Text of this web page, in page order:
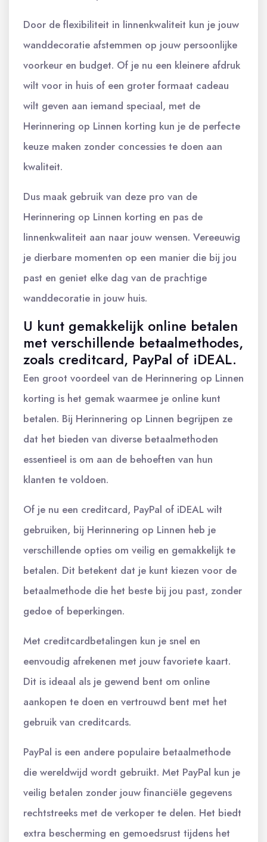
Door de flexibiliteit in linnenkwaliteit kun je jouw
wanddecoratie afstemmen op jouw persoonlijke
voorkeur en budget. Of je nu een kleinere afdruk
wilt voor in huis of een groter formaat cadeau
wilt geven aan iemand speciaal, met de
Herinnering op Linnen korting kun je de perfecte
keuze maken zonder concessies te doen aan
kwaliteit.
Dus maak gebruik van deze pro van de
Herinnering op Linnen korting en pas de
linnenkwaliteit aan naar jouw wensen. Vereeuwig
je dierbare momenten op een manier die bij jou
past en geniet elke dag van de prachtige
wanddecoratie in jouw huis.
U kunt gemakkelijk online betalen
met verschillende betaalmethodes,
zoals creditcard, PayPal of iDEAL.
Een groot voordeel van de Herinnering op Linnen
korting is het gemak waarmee je online kunt
betalen. Bij Herinnering op Linnen begrijpen ze
dat het bieden van diverse betaalmethoden
essentieel is om aan de behoeften van hun
klanten te voldoen.
Of je nu een creditcard, PayPal of iDEAL wilt
gebruiken, bij Herinnering op Linnen heb je
verschillende opties om veilig en gemakkelijk te
betalen. Dit betekent dat je kunt kiezen voor de
betaalmethode die het beste bij jou past, zonder
gedoe of beperkingen.
Met creditcardbetalingen kun je snel en
eenvoudig afrekenen met jouw favoriete kaart.
Dit is ideaal als je gewend bent om online
aankopen te doen en vertrouwd bent met het
gebruik van creditcards.
PayPal is een andere populaire betaalmethode
die wereldwijd wordt gebruikt. Met PayPal kun je
veilig betalen zonder jouw financiële gegevens
rechtstreeks met de verkoper te delen. Het biedt
extra bescherming en gemoedsrust tijdens het